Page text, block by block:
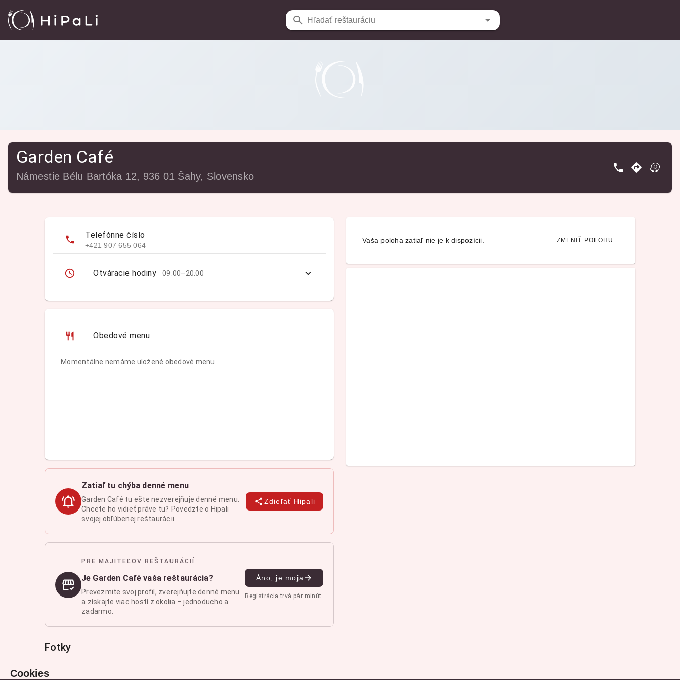
Hľadať reštauráciu
Reštaurácie Garden Café
Garden Café
Námestie Bélu Bartóka 12, 936 01 Šahy, Slovensko
Telefónne číslo
+421 907 655 064
Otváracie hodiny 09:00–20:00
Obedové menu
Momentálne nemáme uložené obedové menu.
Zatiaľ tu chýba denné menu
Garden Café tu ešte nezverejňuje denné menu.
Chcete ho vidieť práve tu? Povedzte o Hipali
svojej obľúbenej reštaurácii.
Zdieľať Hipali
PRE MAJITEĽOV REŠTAURÁCIÍ
Je Garden Café vaša reštaurácia?
Prevezmite svoj profil, zverejňujte denné menu
a získajte viac hostí z okolia – jednoducho a
zadarmo.
Áno, je moja
Registrácia trvá pár minút.
Vaša poloha zatiaľ nie je k dispozícii. ZMENIŤ POLOHU
Fotky
Cookies